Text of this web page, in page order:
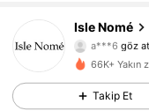
Isle Nomé
a***6 göz
4,30
1.5K
4,30
66K+ Yakın
Takip Et